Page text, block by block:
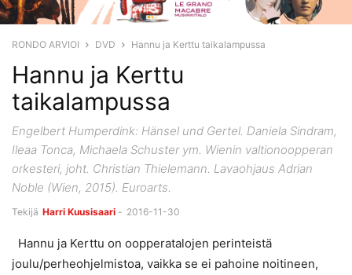
RONDO ARVIOI DVD Hannu ja Kerttu taikalampussa
Hannu ja Kerttu
taikalampussa
Engelbert Humperdink: Hänsel und Gertel. Daniela Sindram,
Ileaa Tonca, Michaela Schuster ym. Wienin valtionoopperan
orkesteri, joht. Christian Thielemann. Lavaohjaus Adrian
Noble (Wien, 2015). Euroarts.
Tekijä Harri Kuusisaari - 2016-11-30
Hannu ja Kerttu on oopperatalojen perinteistä
joulu/perheohjelmistoa, vaikka se ei pahoine noitineen,